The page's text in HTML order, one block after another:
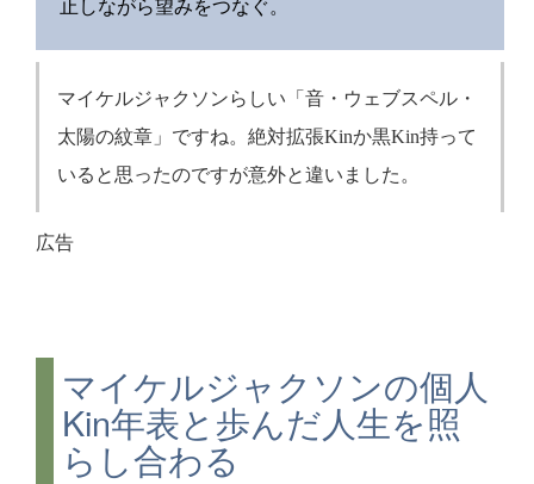
止しながら望みをつなぐ。
マイケルジャクソンらしい「音・ウェブスペル・
太陽の紋章」ですね。絶対拡張Kinか黒Kin持って
いると思ったのですが意外と違いました。
広告
マイケルジャクソンの個人
Kin年表と歩んだ人生を照
らし合わる